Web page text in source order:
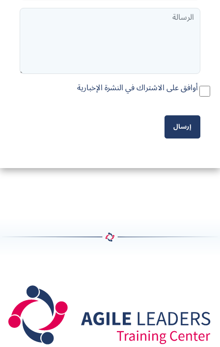
أوافق على الاشتراك في النشرة الإخبارية